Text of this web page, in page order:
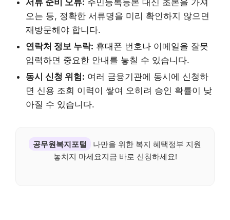
오는 등, 정확한 서류명을 미리 확인하지 않으면
재방문해야 합니다.
연락처 정보 누락: 휴대폰 번호나 이메일을 잘못
입력하면 중요한 안내를 놓칠 수 있습니다.
동시 신청 위험: 여러 금융기관에 동시에 신청하
면 신용 조회 이력이 쌓여 오히려 승인 확률이 낮
아질 수 있습니다.
공무원복지포털
나만을 위한 복지 혜택정부 지원
놓치지 마세요지금 바로 신청하세요!